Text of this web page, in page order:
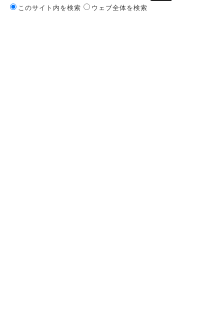
このサイト内を検索 ウェブ全体を検索